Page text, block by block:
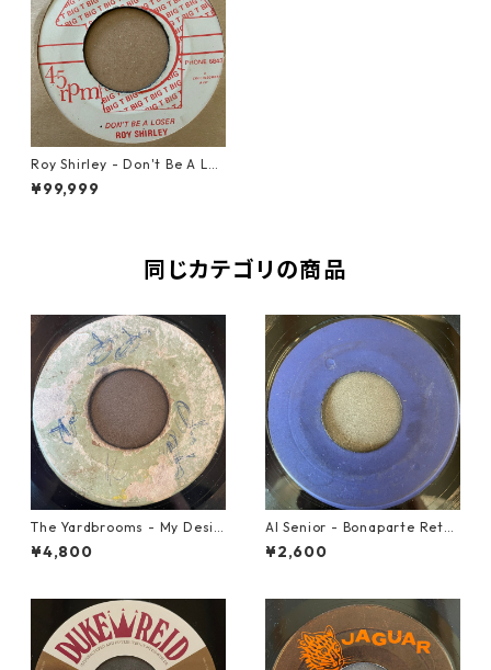
Roy Shirley - Don't Be A Los
er【7-21239】
¥99,999
同じカテゴリの商品
The Yardbrooms - My Desir
e【7-21922】
¥4,800
Al Senior - Bonaparte Retre
at【7-21861】
¥2,600